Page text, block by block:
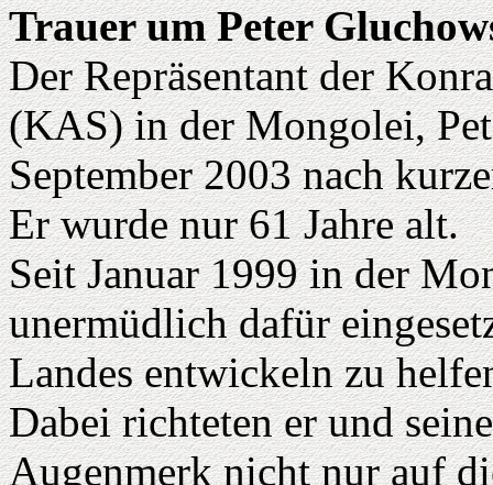
Trauer um Peter
Der Repräsentant der
(KAS) in der Mongolei,
September 2003 nach
Er wurde nur 61 Jahre alt.
Seit Januar 1999 in der
unermüdlich dafür
Landes entwickeln zu
Dabei richteten er und
Augenmerk nicht nur auf